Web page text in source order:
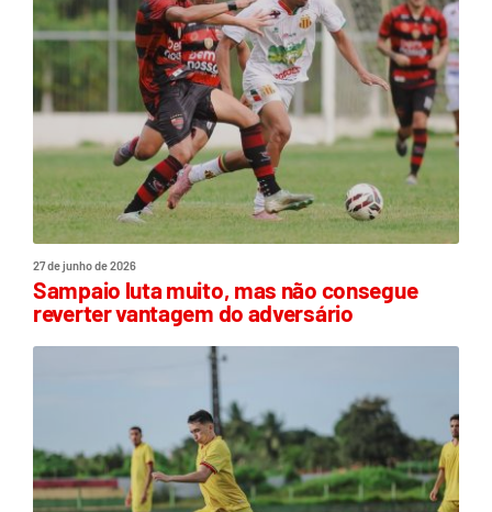
27 de junho de 2026
Sampaio luta muito, mas não consegue
reverter vantagem do adversário